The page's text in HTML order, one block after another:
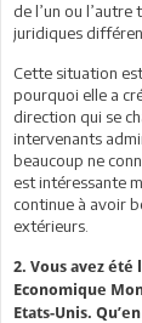
de l’un ou
juridiques
Cette situation
pourquoi elle a
direction qui se
intervenants
beaucoup ne
est intéressante
continue à avoir
extérieurs.
2. Vous avez
Economique
Etats-Unis.